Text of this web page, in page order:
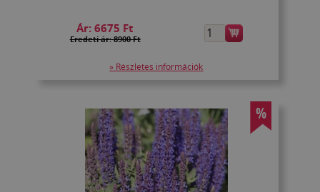
Ár:6675 Ft
Eredeti ár: 8900 Ft
» Részletes információk
%